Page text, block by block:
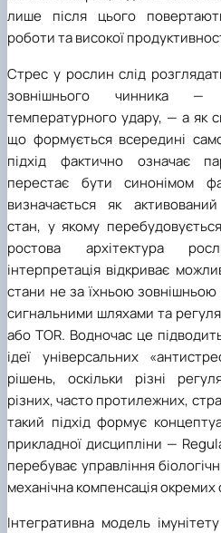
лише після цього
роботи та високої
Стрес у рослин слід
зовнішнього чинника
температурного удару, — а як
що формується всередині
підхід фактично означає
перестає бути синонімом
визначається як
стан, у якому
ростова архітектура
інтерпретація відкриває
стани не за їхньою
сигнальними шляхами та
або TOR. Водночас це
ідеї універсальних
рішень, оскільки різні
різних, часто протилежних,
такий підхід формує
прикладної дисципліни —
перебуває управління
механічна компенсація окремих
Інтегративна модель